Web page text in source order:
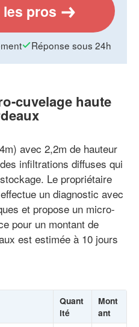
pros
Réponse sous 24h
cuvelage haute
avec 2,2m de hauteur
infiltrations diffuses qui
Le propriétaire
un diagnostic avec
et propose un micro-
pour un montant de
est estimée à 10 jours
Quant
ité
Mont
ant